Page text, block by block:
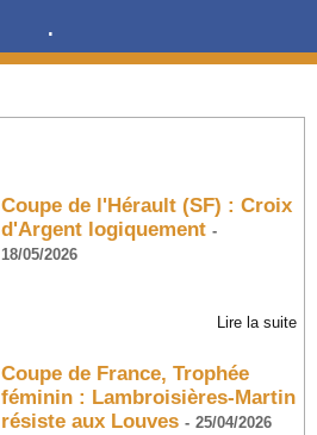
.
Coupe de l'Hérault (SF) : Croix
d'Argent logiquement -
18/05/2026
Lire la suite
Coupe de France, Trophée
féminin : Lambroisières-Martin
résiste aux Louves - 25/04/2026